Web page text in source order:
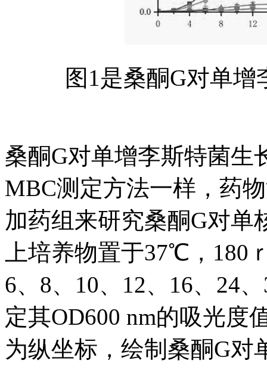
图1是桑酮G对单
桑酮G对单增李斯特菌生
MBC测定方法一样，药
加药组来研究桑酮G对单
上培养物置于37℃，180
6、8、10、12、16、24
定其OD600 nm的吸光度
为纵坐标，绘制桑酮G对